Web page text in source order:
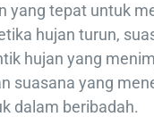
yang tepat untuk
hujan turun,
hujan yang
suasana yang
dalam beribadah.